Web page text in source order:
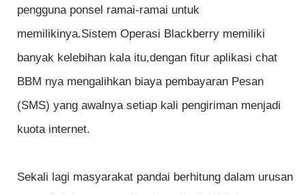
pengguna ponsel ramai-ramai untuk
memilikinya.Sistem Operasi Blackberry memiliki
banyak kelebihan kala itu,dengan fitur aplikasi chat
BBM nya mengalihkan biaya pembayaran Pesan
(SMS) yang awalnya setiap kali pengiriman menjadi
kuota internet.
Sekali lagi masyarakat pandai berhitung dalam urusan